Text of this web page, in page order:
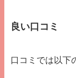
良い口コミ
口コミでは以下